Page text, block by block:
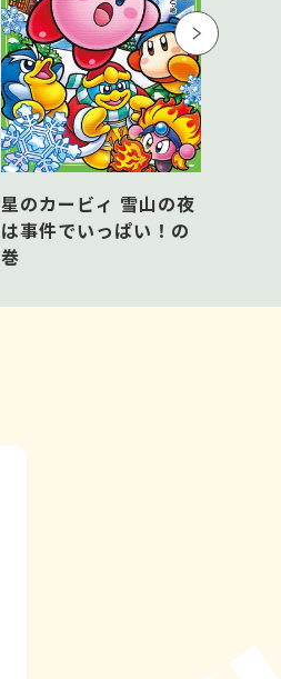
星のカービィ 雪山の夜
は事件でいっぱい！の
巻